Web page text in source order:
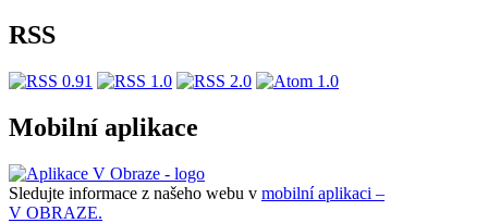
RSS
Mobilní aplikace
Sledujte informace z našeho webu v mobilní aplikaci –
V OBRAZE.